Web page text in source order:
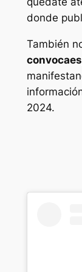
donde
También
2024.